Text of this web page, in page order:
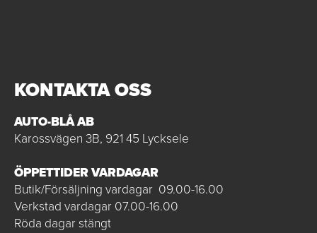
KONTAKTA OSS
AUTO-BLÅ AB
Karossvägen 3B, 921 45 Lycksele
ÖPPETTIDER VARDAGAR
Butik/Försäljning vardagar 09.00-16.00
Verkstad vardagar 07.00-16.00
Röda dagar stängt